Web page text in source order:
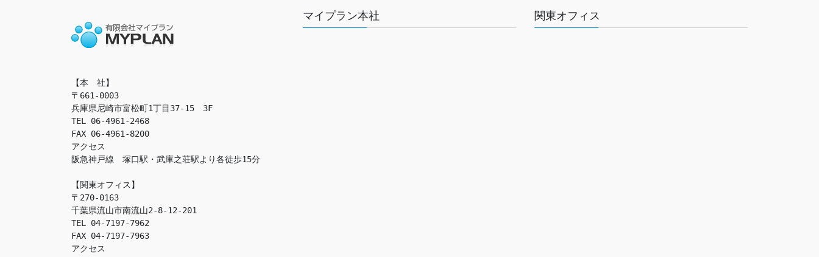
【本　社】
〒661-0003
兵庫県尼崎市富松町1丁目37-15　3F
TEL 06-4961-2468
FAX 06-4961-8200
アクセス
阪急神戸線　塚口駅・武庫之荘駅より各徒歩15分
【関東オフィス】
〒270-0163
千葉県流山市南流山2-8-12-201
TEL 04-7197-7962
FAX 04-7197-7963
アクセス
マイプラン本社 関東オフィス